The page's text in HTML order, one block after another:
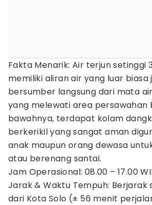
Fakta Menarik: Air terjun setinggi
memiliki aliran air yang luar biasa
bersumber langsung dari mata
yang melewati area persawahan
bawahnya, terdapat kolam
berkerikil yang sangat aman
anak maupun orang dewasa
atau berenang santai.
Jam Operasional: 08.00 – 17.00
Jarak & Waktu Tempuh: Berjarak
dari Kota Solo (± 56 menit